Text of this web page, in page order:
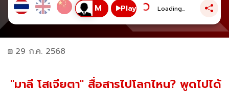
Play Loading...
29 ก.ค. 2568
"มาลี โสเจียตา" สื่อสารไปโลกไหน? พูดไปได้